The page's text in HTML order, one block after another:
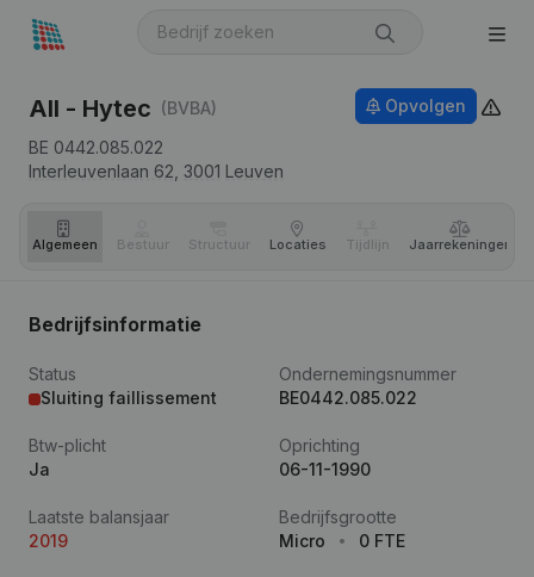
All - Hytec (BVBA)
BE 0442.085.022
Interleuvenlaan 62, 3001 Leuven
Opvolgen
Algemeen Bestuur Structuur Locaties Tijdlijn Jaar­rekeningen
Bedrijfsinformatie
Status
Sluiting faillissement
Ondernemingsnummer
BE0442.085.022
Btw-plicht
Ja
Oprichting
06-11-1990
Laatste balansjaar
2019
Bedrijfsgrootte
Micro
0 FTE